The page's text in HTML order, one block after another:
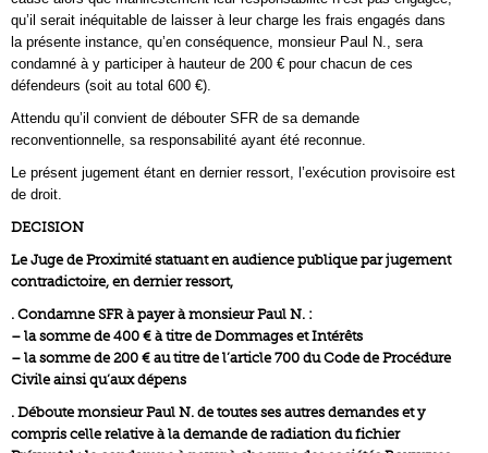
qu’il serait inéquitable de laisser à leur charge les frais engagés dans
la présente instance, qu’en conséquence, monsieur Paul N., sera
condamné à y participer à hauteur de 200 € pour chacun de ces
défendeurs (soit au total 600 €).
Attendu qu’il convient de débouter SFR de sa demande
reconventionnelle, sa responsabilité ayant été reconnue.
Le présent jugement étant en dernier ressort, l’exécution provisoire est
de droit.
DECISION
Le Juge de Proximité statuant en audience publique par jugement
contradictoire, en dernier ressort,
. Condamne SFR à payer à monsieur Paul N. :
– la somme de 400 € à titre de Dommages et Intérêts
– la somme de 200 € au titre de l’article 700 du Code de Procédure
Civile ainsi qu’aux dépens
. Déboute monsieur Paul N. de toutes ses autres demandes et y
compris celle relative à la demande de radiation du fichier